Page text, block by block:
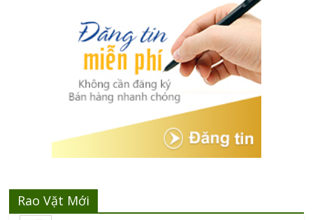
Rao Vặt Mới